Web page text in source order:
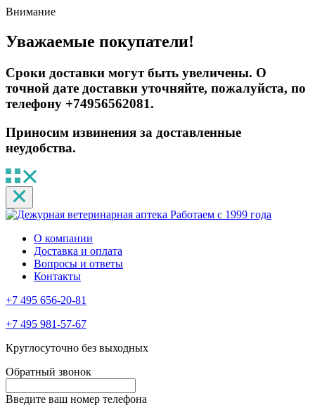
Внимание
Уважаемые покупатели!
Сроки доставки могут быть увеличены. О
точной дате доставки уточняйте, пожалуйста, по
телефону +74956562081.
Приносим извинения за доставленные
неудобства.
Работаем с 1999 года
О компании
Доставка и оплата
Вопросы и ответы
Контакты
+7 495 656-20-81
+7 495 981-57-67
Круглосуточно без выходных
Обратный звонок
Введите ваш номер телефона